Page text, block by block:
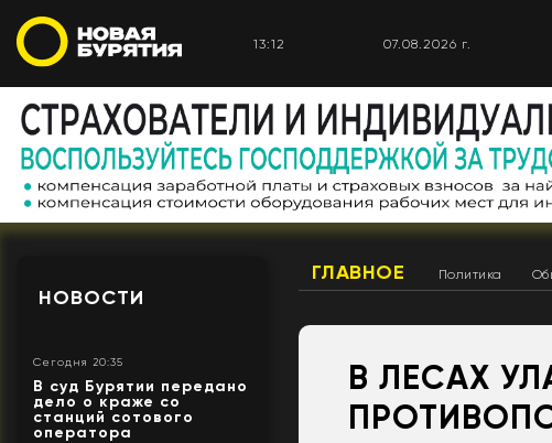
13:12 07.08.2026 г.
НОВОСТИ
Сегодня 20:35
В суд Бурятии передано
дело о краже со
станций сотового
оператора
ГЛАВНОЕ Политика
В ЛЕСАХ